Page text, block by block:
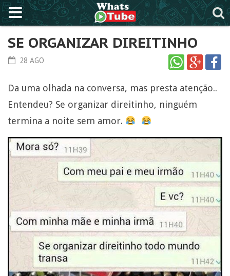
SE ORGANIZAR DIREITINHO
28 AGO
Da uma olhada na conversa, mas presta atenção..
Entendeu? Se organizar direitinho, ninguém
termina a noite sem amor.